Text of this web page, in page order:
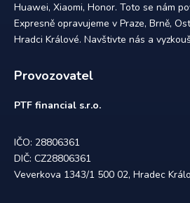
Huawei, Xiaomi, Honor. Toto se nám
Expresně opravujeme v Praze, Brně,
Hradci Králové. Navštivte nás a
Provozovatel
PTF financial s.r.o.
IČO: 28806361
DIČ: CZ28806361
Veverkova 1343/1 500 02, Hradec